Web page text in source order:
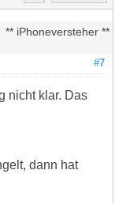
** iPhoneversteher **
#7
nicht klar. Das
dann hat